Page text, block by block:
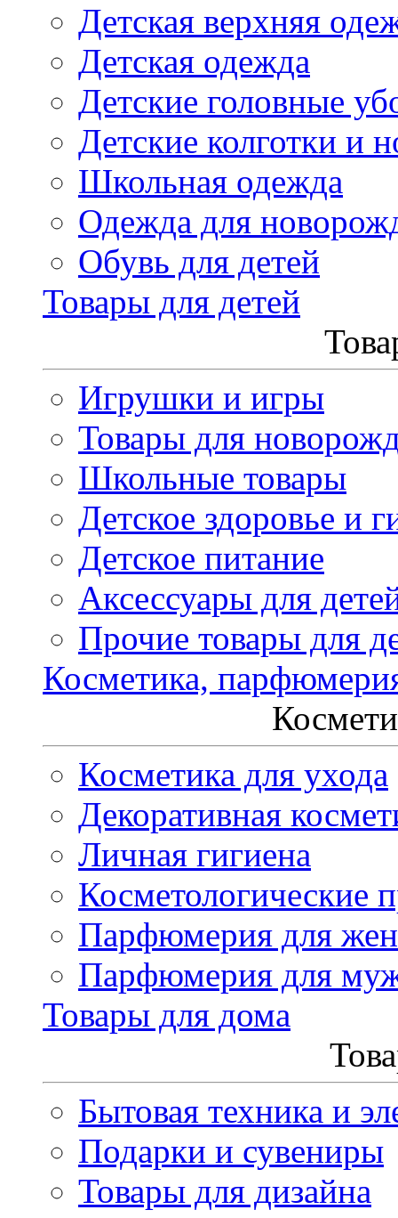
Детская верхняя
Детская одежда
Детские головные
Детские колготки и
Школьная одежда
Одежда для
Обувь для детей
Товары для детей
Игрушки и игры
Товары для
Школьные товары
Детское здоровье и
Детское питание
Аксессуары для
Прочие товары для
Косметика,
Косметика для ухода
Декоративная
Личная гигиена
Косметологические
Парфюмерия для
Парфюмерия для
Товары для дома
Бытовая техника и
Подарки и сувениры
Товары для дизайна